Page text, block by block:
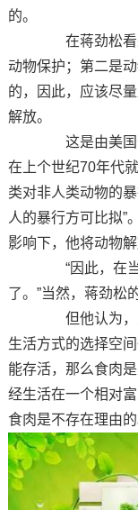
的。
在蒋劲松看
动物保护；第二是
的，因此，应该尽
解放。
这是由美国
在上个世纪70年代
类对非人类动物的
人的暴行方可比拟”
影响下，他将动物解
“因此，在当
了。”当然，蒋劲松
但他认为，
生活方式的选择空
能存活，那么食肉
经生活在一个相对
食肉是不存在理由的